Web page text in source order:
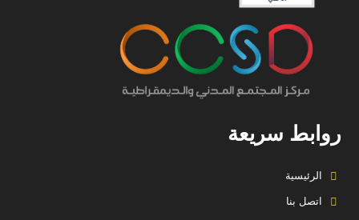
روابط سريعة
الرئيسية
اتصل بنا